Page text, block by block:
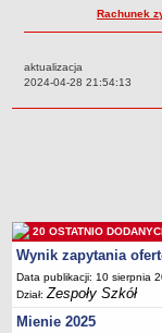
Techniczne
PRZEDSZKOLA
ARCHIWUM SZKÓŁ I
Zlikwidowane
Specjalny
BURSA MIEJSKA
Dane podstawowe
Statut
Rachunek
aktualizacja
Data:
2024-04-28 21:54:13
20 OSTATNIO
Wynik zapytania
Data publikacji: 10 sierpnia
Dział:Zespoły Szkół
Mienie 2025